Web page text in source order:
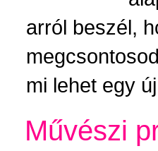
arról beszél,
mi lehet egy
Művészi